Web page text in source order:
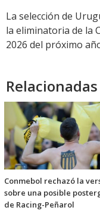
La selección de
la eliminatoria de la
2026 del próximo
Relacionadas
Conmebol rechazó la
sobre una posible
de Racing-Peñarol